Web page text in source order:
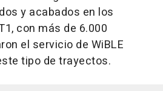
y acabados en los
con más de 6.000
el servicio de WiBLE
tipo de trayectos.